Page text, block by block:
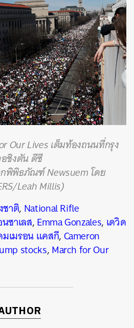
Our Lives เต็มท้องถนนที่กรุง
ชิงตัน ดีซี
พิพิธภัณฑ์ Newsuem โดย
Leah Millis)
ชาติ, National Rifle
ซาเลส,Emma Gonzales, เดวิด
เมรอน แคสกี,Cameron
stocks,March for Our